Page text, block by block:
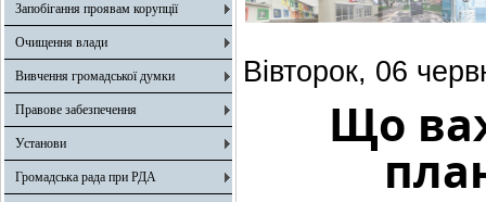
Запобігання проявам корупції
Очищення влади
Вивчення громадської думки
Правове забезпечення
Установи
Громадська рада при РДА
Вівторок, 06
Що